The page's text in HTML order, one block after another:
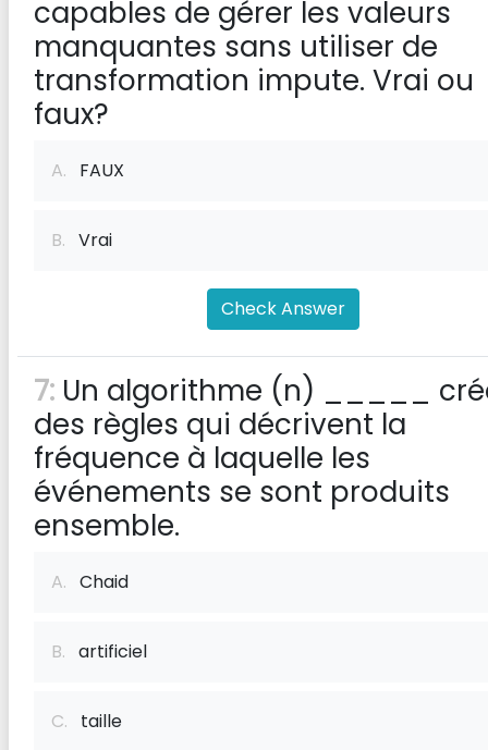
capables de gérer les valeurs
manquantes sans utiliser de
transformation impute. Vrai ou
faux?
A. FAUX
B. Vrai
Check Answer
7: Un algorithme (n) _____
des règles qui décrivent la
fréquence à laquelle les
événements se sont produits
ensemble.
A. Chaid
B. artificiel
C. taille